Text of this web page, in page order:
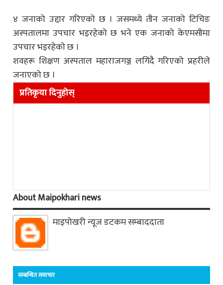
४ जनाको उद्दार गरिएको छ । जसमध्ये तीन जनाको टिचिङ
अस्पतालमा उपचार भइरहेको छ भने एक जनाको केएमसीमा
उपचार भइरहेको छ ।
शवहरू शिक्षण अस्पताल महाराजगञ्ज लगिंदै गरिएको प्रहरीले
जनाएको छ ।
प्रतिकृया दिनुहोस्
About Maipokhari news
माइपोखरी न्यूज डटकम सम्बाददाता
सम्बन्धित समाचार